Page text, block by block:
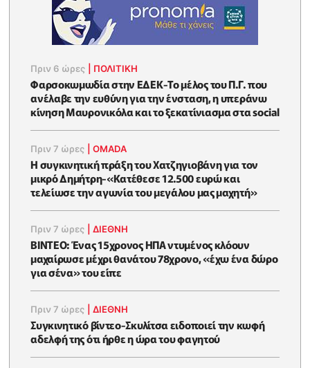
Πριν 6 ώρες ΠΟΛΙΤΙΚΗ
Φαρσοκωμωδία στην ΕΔΕΚ-Το μέλος του Π.Γ. που
ανέλαβε την ευθύνη για την ένσταση, η υπεράνω
κίνηση Μαυρονικόλα και το ξεκατίνιασμα στα social
Πριν 7 ώρες |OMADA
Η συγκινητική πράξη του Χατζηγιοβάνη για τον
μικρό Δημήτρη-«Κατέθεσε 12.500 ευρώ και
τελείωσε την αγωνία του μεγάλου μας μαχητή»
Πριν 7 ώρες |ΔΙΕΘΝΗ
ΒΙΝΤΕΟ: Ένας 15χρονος ΗΠΑ ντυμένος κλόουν
μαχαίρωσε μέχρι θανάτου 78χρονο, «έχω ένα δώρο
για σένα» του είπε
Πριν 7 ώρες |ΔΙΕΘΝΗ
Συγκινητικό βίντεο-Σκυλίτσα ειδοποιεί την κωφή
αδελφή της ότι ήρθε η ώρα του φαγητού